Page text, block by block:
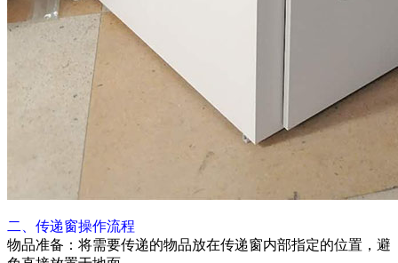
二、传递窗操作流程
物品准备：将需要传递的物品放在传递窗内部指定的位置，避